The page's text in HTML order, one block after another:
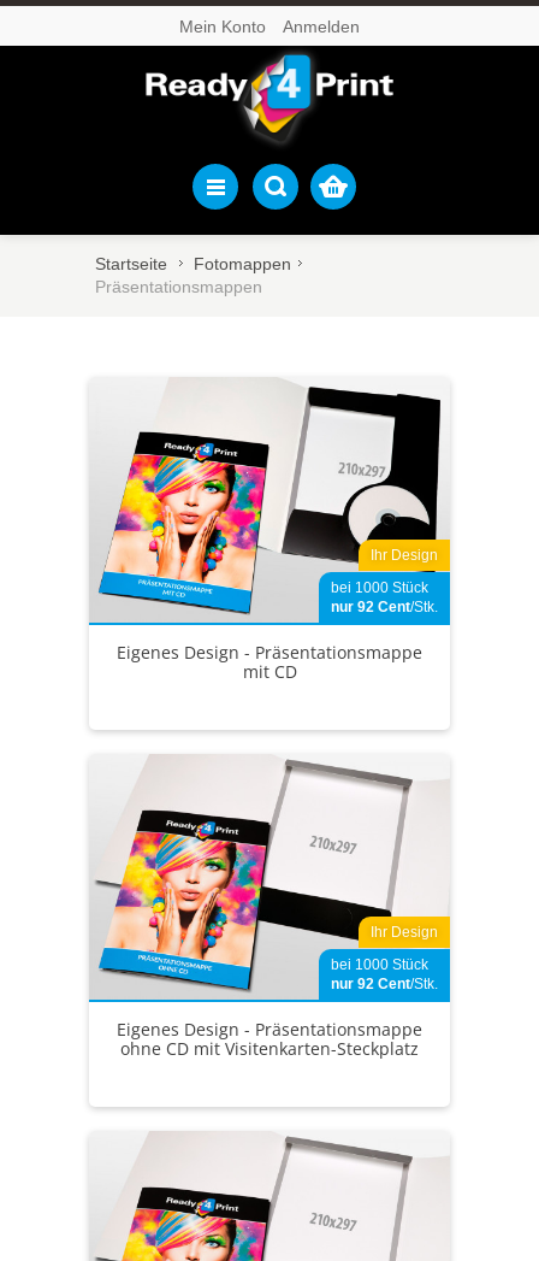
Mein Konto Anmelden
Startseite
Fotomappen
Präsentationsmappen
Ihr Design
bei 1000 Stück
nur 92 Cent/Stk.
Eigenes Design - Präsentationsmappe
mit CD
Ihr Design
bei 1000 Stück
nur 92 Cent/Stk.
Eigenes Design - Präsentationsmappe
ohne CD mit Visitenkarten-Steckplatz